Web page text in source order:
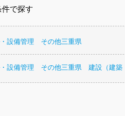
で探す
・設備管理 その他三重県
設備管理 その他三重県 建設（建築